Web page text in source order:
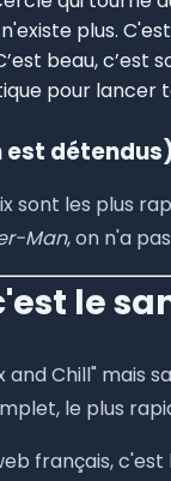
plus.
beau, c’est
pour lancer
est
sont les plus
Man, on n'a
le
Chill" mais
le plus
français,